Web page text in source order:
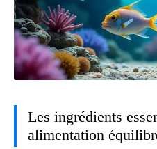
Les ingrédients
alimentation